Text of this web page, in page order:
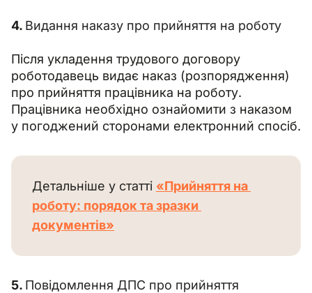
4. Видання наказу про прийняття на роботу
Після укладення трудового договору
роботодавець видає наказ (розпорядження)
про прийняття працівника на роботу.
Працівника необхідно ознайомити з наказом
у погоджений сторонами електронний спосіб.
Детальніше у статті «Прийняття на
роботу: порядок та зразки
документів»
5. Повідомлення ДПС про прийняття